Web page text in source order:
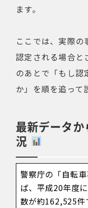
ます。
ここでは、実際の
認定される場合と
のあとで「もし認
か」を順を追って
最新データ
況
警察庁の「自転
ば、平成20年度
数が約162,525件